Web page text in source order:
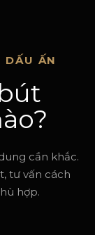
DẤU ẤN
cần khắc.
tư vấn cách
hợp.